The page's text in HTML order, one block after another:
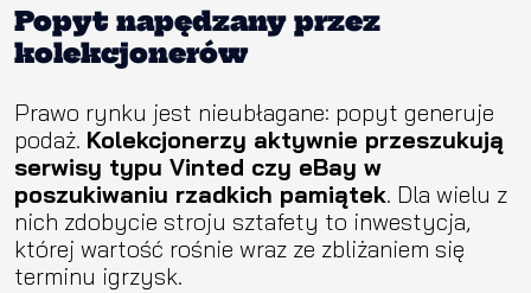
Popyt napędzany przez
kolekcjonerów
Prawo rynku jest nieubłagane: popyt generuje
podaż. Kolekcjonerzy aktywnie przeszukują
serwisy typu Vinted czy eBay w
poszukiwaniu rzadkich pamiątek. Dla wielu z
nich zdobycie stroju sztafety to inwestycja,
której wartość rośnie wraz ze zbliżaniem się
terminu igrzysk.